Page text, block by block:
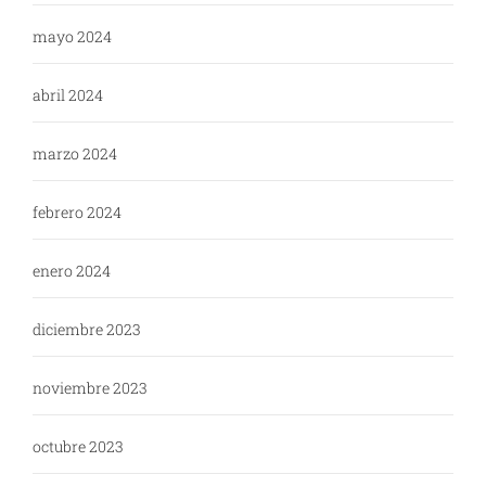
mayo 2024
abril 2024
marzo 2024
febrero 2024
enero 2024
diciembre 2023
noviembre 2023
octubre 2023